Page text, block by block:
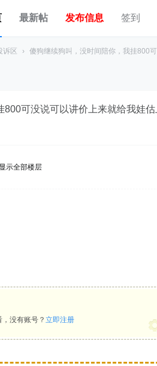
最新帖 发布信息 签到
诉区 › 傻狗继续狗叫，没时间陪你，我挂800
可没说可以讲价上来就给我娃估
显示全部楼层
没有账号？ 立即注册